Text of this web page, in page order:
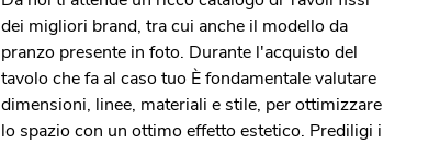
dei migliori brand, tra cui anche il modello da
pranzo presente in foto. Durante l'acquisto del
tavolo che fa al caso tuo È fondamentale valutare
dimensioni, linee, materiali e stile, per ottimizzare
lo spazio con un ottimo effetto estetico. Prediligi i